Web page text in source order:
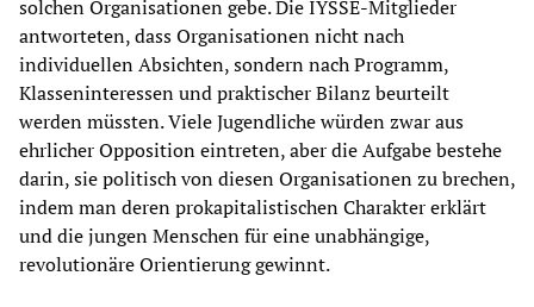
solchen Organisationen gebe. Die IYSSE-Mitglieder
antworteten, dass Organisationen nicht nach
individuellen Absichten, sondern nach Programm,
Klasseninteressen und praktischer Bilanz beurteilt
werden müssten. Viele Jugendliche würden zwar aus
ehrlicher Opposition eintreten, aber die Aufgabe bestehe
darin, sie politisch von diesen Organisationen zu brechen,
indem man deren prokapitalistischen Charakter erklärt
und die jungen Menschen für eine unabhängige,
revolutionäre Orientierung gewinnt.